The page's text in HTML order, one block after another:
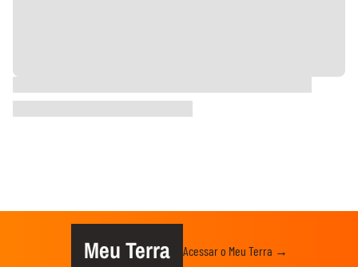
Meu Terra Acessar o Meu Terra →